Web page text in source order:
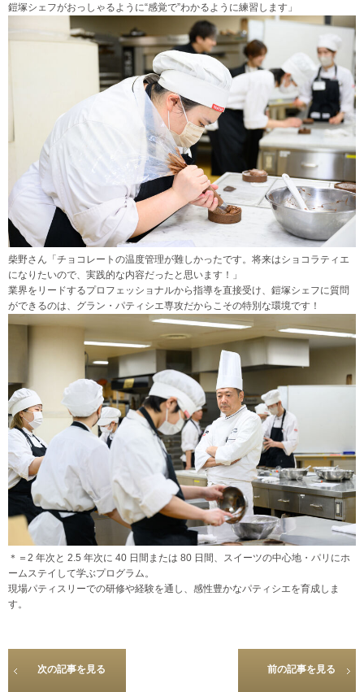
鎧塚シェフがおっしゃるように“感覚で”わかるように練習します」
柴野さん「チョコレートの温度管理が難しかったです。将来はショコラティエ
になりたいので、実践的な内容だったと思います！」
業界をリードするプロフェッショナルから指導を直接受け、鎧塚シェフに質問
ができるのは、グラン・パティシエ専攻だからこその特別な環境です！
＊＝2 年次と 2.5 年次に 40 日間または 80 日間、スイーツの中心地・パリにホ
ームステイして学ぶプログラム。
現場パティスリーでの研修や経験を通し、感性豊かなパティシエを育成しま
す。
次の記事を見る 前の記事を見る